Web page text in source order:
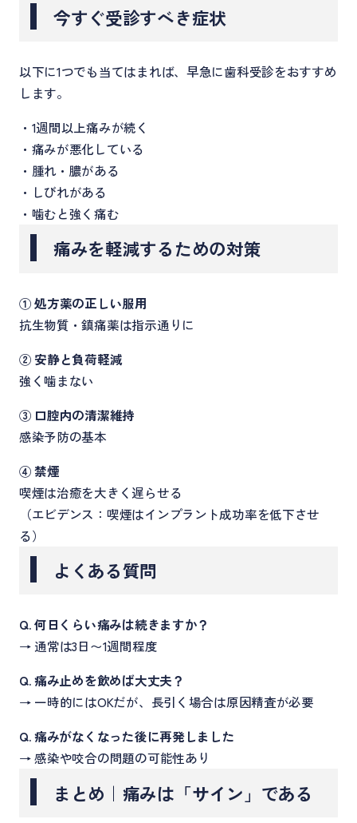
今すぐ受診すべき症状
以下に1つでも当てはまれば、早急に歯科受診をおすすめ
します。
・1週間以上痛みが続く
・痛みが悪化している
・腫れ・膿がある
・しびれがある
・噛むと強く痛む
痛みを軽減するための対策
① 処方薬の正しい服用
抗生物質・鎮痛薬は指示通りに
② 安静と負荷軽減
強く噛まない
③ 口腔内の清潔維持
感染予防の基本
④ 禁煙
喫煙は治癒を大きく遅らせる
（エビデンス：喫煙はインプラント成功率を低下させ
る）
よくある質問
Q. 何日くらい痛みは続きますか？
→ 通常は3日〜1週間程度
Q. 痛み止めを飲めば大丈夫？
→ 一時的にはOKだが、長引く場合は原因精査が必要
Q. 痛みがなくなった後に再発しました
→ 感染や咬合の問題の可能性あり
まとめ｜痛みは「サイン」である